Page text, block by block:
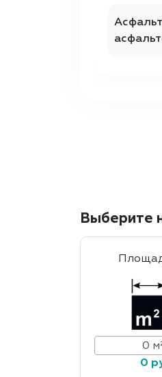
Выберите
0
0